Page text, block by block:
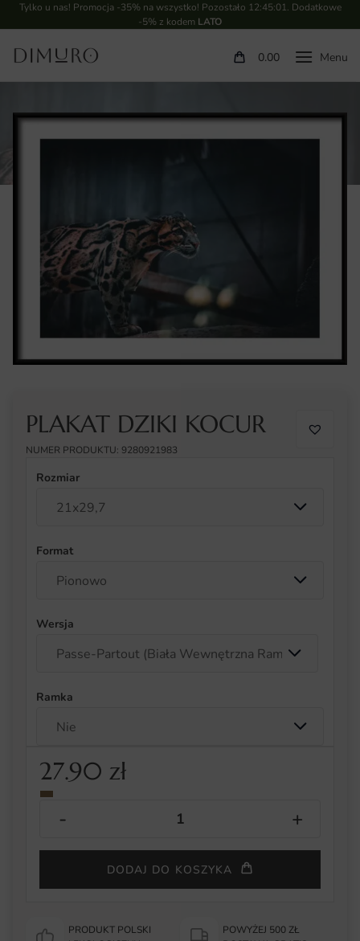
Tylko u nas! Promocja -35% na wszystko! Pozostało 12:45:00. Dodatkowe
-5% z kodem LATO
0.00
PLAKAT DZIKI KOCUR
NUMER PRODUKTU: 9280921983
Rozmiar
Format
Wersja
Ramka
27.90 zł
DODAJ DO KOSZYKA
PRODUKT POLSKI
POWYŻEJ 500 ZŁ